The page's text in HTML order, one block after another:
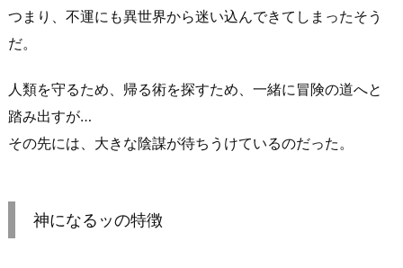
つまり、不運にも異世界から迷い込んできてしまったそう
だ。
人類を守るため、帰る術を探すため、一緒に冒険の道へと
踏み出すが…
その先には、大きな陰謀が待ちうけているのだった。
神になるッの特徴